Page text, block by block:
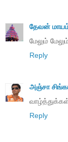
தேவன்
மேலும்
Reply
அஞ்சா
Reply